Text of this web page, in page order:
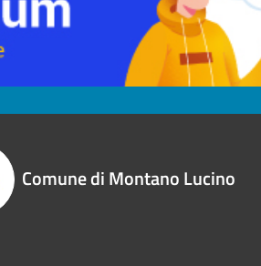
Comune di Montano Lucino